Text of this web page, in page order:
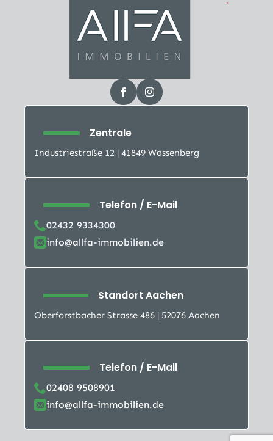
Zentrale
Industriestraße 12 | 41849 Wassenberg
Telefon / E-Mail
02432 9334300
info@allfa-immobilien.de
Standort Aachen
Oberforstbacher Strasse 486 | 52076 Aachen
Telefon / E-Mail
02408 9508901
info@allfa-immobilien.de